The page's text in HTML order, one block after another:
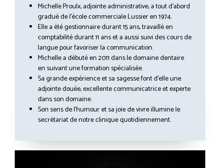
Michelle Proulx, adjointe administrative, a tout d’abord
gradué de l’école commerciale Lussier en 1974.
Elle a été gestionnaire durant 15 ans, travaillé en
comptabilité durant 11 ans et a aussi suivi des cours de
langue pour favoriser la communication.
Michelle a débuté en 2011 dans le domaine dentaire
en suivant une formation spécialisée.
Sa grande expérience et sa sagesse font d’elle une
adjointe douée, excellente communicatrice et experte
dans son domaine.
Son sens de l’humour et sa joie de vivre illumine le
secrétariat de notre clinique quotidiennement.